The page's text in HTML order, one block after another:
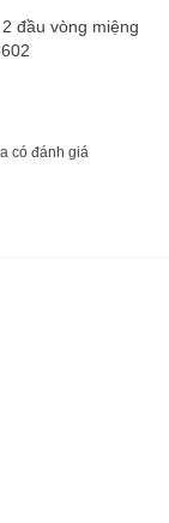
đầu vòng miệng
có đánh giá